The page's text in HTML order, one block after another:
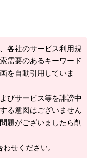
各社のサービス利用規
需要のあるキーワード
を自動引用していま
びサービス等を誹謗中
る意図はございません
題がございましたら削
せください。